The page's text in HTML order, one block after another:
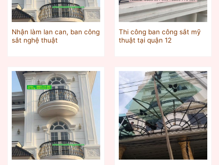
Nhận làm lan can, ban công
sắt nghệ thuật
Thi công ban công sắt mỹ
thuật tại quận 12